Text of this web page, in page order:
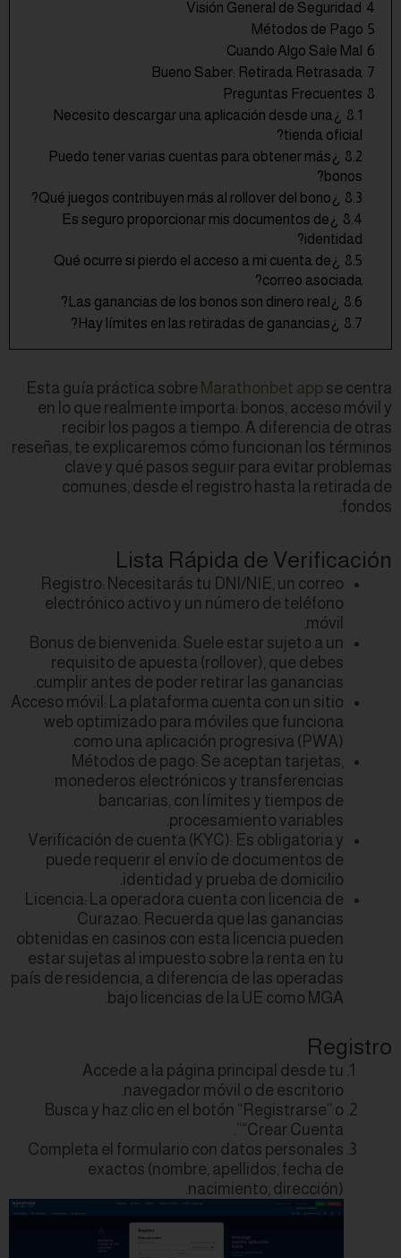
¿Necesito
¿Puedo tener
¿Es seguro
¿Qué ocurre si
Esta guía
en lo que
recibir los
reseñas, te
clave y qué
comunes,
Registro:
electrónico
Bonus de
requisito de
cumplir antes
Acceso móvil: La
web
como una
Métodos
monederos
Verificación de
puede requerir
Licencia: La
Curazao.
obtenidas en
estar sujetas al
país de residencia,
Accede a
Busca y haz
Completa el
exactos